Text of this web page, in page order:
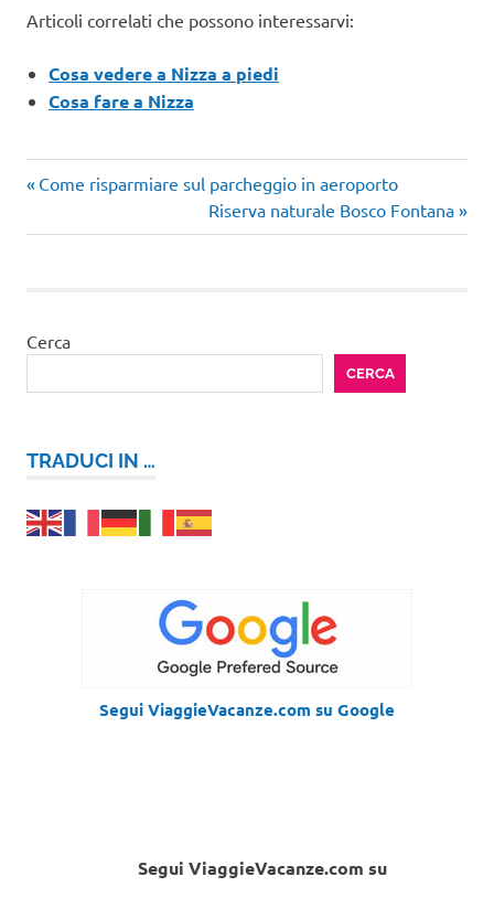
Articoli correlati che possono interessarvi:
Cosa vedere a Nizza a piedi
Cosa fare a Nizza
Navigazione
articoli
Articolo
Come risparmiare sul parcheggio in aeroporto
Articolo
successivo:
Riserva naturale Bosco Fontana
Cerca
CERCA
TRADUCI IN …
Segui ViaggieVacanze.com su Google
Segui ViaggieVacanze.com su